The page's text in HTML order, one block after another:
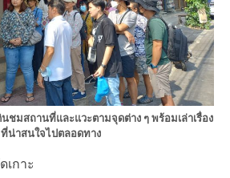
ชมสถานที่และแวะตามจุดต่าง ๆ พร้อมเล่าเรื่อง
ที่น่าสนใจไปตลอดทาง
กาะ